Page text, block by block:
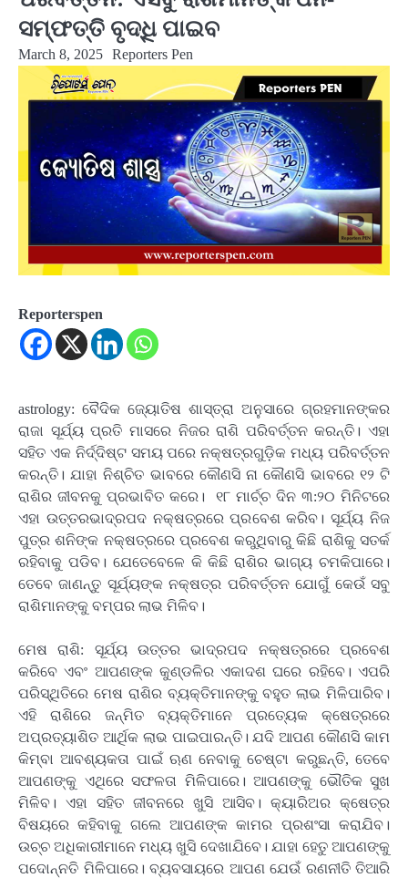
ସମ୍ଫତ୍ତି ବୃଦ୍ଧି ପାଇବ
March 8, 2025 Reporters Pen
Reporterspen
astrology: ବୈଦିକ ଜ୍ୟୋତିଷ ଶାସ୍ତ୍ରା ଅନୁସାରେ ଗ୍ରହମାନଙ୍କର
ରାଜା ସୂର୍ଯ୍ୟ ପ୍ରତି ମାସରେ ନିଜର ରାଶି ପରିବର୍ତ୍ତନ କରନ୍ତି। ଏହା
ସହିତ ଏକ ନିର୍ଦ୍ଦିଷ୍ଟ ସମୟ ପରେ ନକ୍ଷତ୍ରଗୁଡ଼ିକ ମଧ୍ୟ ପରିବର୍ତ୍ତନ
କରନ୍ତି। ଯାହା ନିଶ୍ଚିତ ଭାବରେ କୌଣସି ନା କୌଣସି ଭାବରେ ୧୨ ଟି
ରାଶିର ଜୀବନକୁ ପ୍ରଭାବିତ କରେ। ୧୮ ମାର୍ଚ୍ଚ ଦିନ ୩:୨୦ ମିନିଟରେ
ଏହା ଉତ୍ତରଭାଦ୍ରପଦ ନକ୍ଷତ୍ରରେ ପ୍ରବେଶ କରିବ। ସୂର୍ଯ୍ୟ ନିଜ
ପୁତ୍ର ଶନିଙ୍କ ନକ୍ଷତ୍ରରେ ପ୍ରବେଶ କରୁଥିବାରୁ କିଛି ରାଶିକୁ ସତର୍କ
ରହିବାକୁ ପଡିବ। ଯେତେବେଳେ କି କିଛି ରାଶିର ଭାଗ୍ୟ ଚମକିପାରେ।
ତେବେ ଜାଣନ୍ତୁ ସୂର୍ଯ୍ୟଙ୍କ ନକ୍ଷତ୍ର ପରିବର୍ତ୍ତନ ଯୋଗୁଁ କେଉଁ ସବୁ
ରାଶିମାନଙ୍କୁ ବମ୍ପର ଲାଭ ମିଳିବ।
ମେଷ ରାଶି: ସୂର୍ଯ୍ୟ ଉତ୍ତର ଭାଦ୍ରପଦ ନକ୍ଷତ୍ରରେ ପ୍ରବେଶ
କରିବେ ଏବଂ ଆପଣଙ୍କ କୁଣ୍ଡଳିର ଏକାଦଶ ଘରେ ରହିବେ। ଏପରି
ପରିସ୍ଥିତିରେ ମେଷ ରାଶିର ବ୍ୟକ୍ତିମାନଙ୍କୁ ବହୁତ ଲାଭ ମିଳିପାରିବ।
ଏହି ରାଶିରେ ଜନ୍ମିତ ବ୍ୟକ୍ତିମାନେ ପ୍ରତ୍ୟେକ କ୍ଷେତ୍ରରେ
ଅପ୍ରତ୍ୟାଶିତ ଆର୍ଥିକ ଲାଭ ପାଇପାରନ୍ତି। ଯଦି ଆପଣ କୌଣସି କାମ
କିମ୍ବା ଆବଶ୍ୟକତା ପାଇଁ ଋଣ ନେବାକୁ ଚେଷ୍ଟା କରୁଛନ୍ତି, ତେବେ
ଆପଣଙ୍କୁ ଏଥିରେ ସଫଳତା ମିଳିପାରେ। ଆପଣଙ୍କୁ ଭୌତିକ ସୁଖ
ମିଳିବ। ଏହା ସହିତ ଜୀବନରେ ଖୁସି ଆସିବ। କ୍ୟାରିଅର କ୍ଷେତ୍ର
ବିଷୟରେ କହିବାକୁ ଗଲେ ଆପଣଙ୍କ କାମର ପ୍ରଶଂସା କରାଯିବ।
ଉଚ୍ଚ ଅଧିକାରୀମାନେ ମଧ୍ୟ ଖୁସି ଦେଖାଯିବେ। ଯାହା ହେତୁ ଆପଣଙ୍କୁ
ପଦୋନ୍ନତି ମିଳିପାରେ। ବ୍ୟବସାୟରେ ଆପଣ ଯେଉଁ ରଣନୀତି ତିଆରି